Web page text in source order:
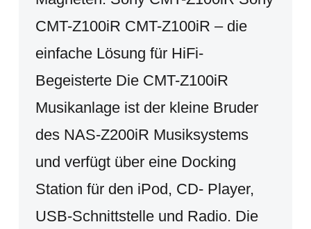
CMT-Z100iR CMT-Z100iR – die
einfache Lösung für HiFi-
Begeisterte Die CMT-Z100iR
Musikanlage ist der kleine Bruder
des NAS-Z200iR Musiksystems
und verfügt über eine Docking
Station für den iPod, CD- Player,
USB-Schnittstelle und Radio. Die